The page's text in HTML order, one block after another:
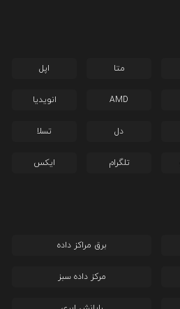
متا اپل
AMD انویدیا
دل تسلا
تلگرام ایکس
برق مراکز داده
مرکز داده سبز